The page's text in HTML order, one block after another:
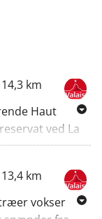
14,3 km
Haut
ved La
chamois,
den
Termin-Louvie-
13,4 km
vokser